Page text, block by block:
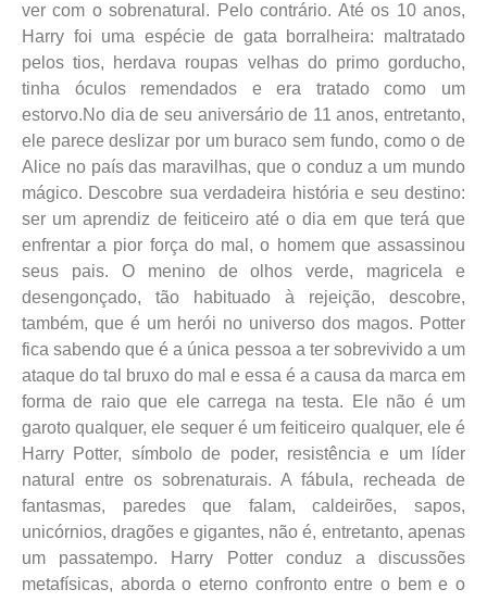
ver com o sobrenatural. Pelo contrário. Até os 10 anos,
Harry foi uma espécie de gata borralheira: maltratado
pelos tios, herdava roupas velhas do primo gorducho,
tinha óculos remendados e era tratado como um
estorvo.No dia de seu aniversário de 11 anos, entretanto,
ele parece deslizar por um buraco sem fundo, como o de
Alice no país das maravilhas, que o conduz a um mundo
mágico. Descobre sua verdadeira história e seu destino:
ser um aprendiz de feiticeiro até o dia em que terá que
enfrentar a pior força do mal, o homem que assassinou
seus pais. O menino de olhos verde, magricela e
desengonçado, tão habituado à rejeição, descobre,
também, que é um herói no universo dos magos. Potter
fica sabendo que é a única pessoa a ter sobrevivido a um
ataque do tal bruxo do mal e essa é a causa da marca em
forma de raio que ele carrega na testa. Ele não é um
garoto qualquer, ele sequer é um feiticeiro qualquer, ele é
Harry Potter, símbolo de poder, resistência e um líder
natural entre os sobrenaturais. A fábula, recheada de
fantasmas, paredes que falam, caldeirões, sapos,
unicórnios, dragões e gigantes, não é, entretanto, apenas
um passatempo. Harry Potter conduz a discussões
metafísicas, aborda o eterno confronto entre o bem e o